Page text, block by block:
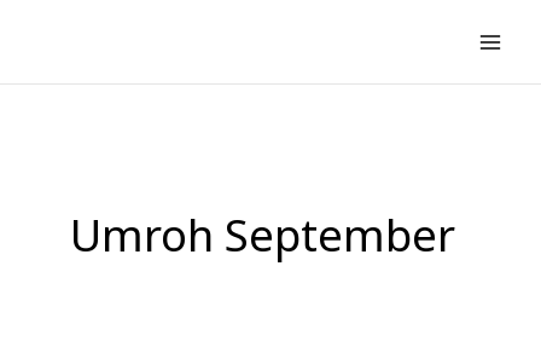
konten
Umroh September